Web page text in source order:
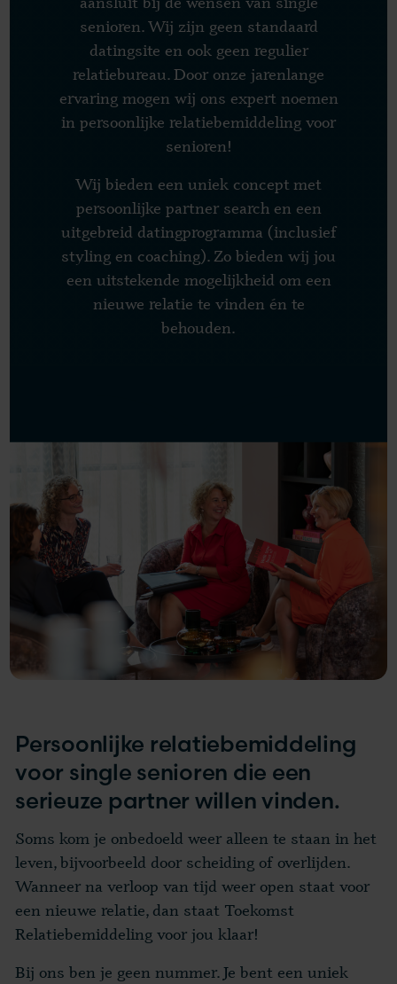
senioren. Wij zijn geen standaard
datingsite en ook geen regulier
relatiebureau.Door onze jarenlange
ervaring mogen wij ons expert noemen
in persoonlijke relatiebemiddeling voor
senioren!
Wij bieden een uniek concept met
persoonlijke partner search en een
uitgebreid datingprogramma (inclusief
styling en coaching). Zo bieden wij jou
een uitstekende mogelijkheid om een
nieuwe relatie te vinden én te
behouden.
Persoonlijke relatiebemiddeling
voor single senioren die een
serieuze partner willen vinden.
Soms kom je onbedoeld weer alleen te staan in het
leven, bijvoorbeeld door scheiding of overlijden.
Wanneer na verloop van tijd weer open staat voor
een nieuwe relatie, dan staat Toekomst
Relatiebemiddeling voor jou klaar!
Bij ons ben je geen nummer. Je bent een uniek